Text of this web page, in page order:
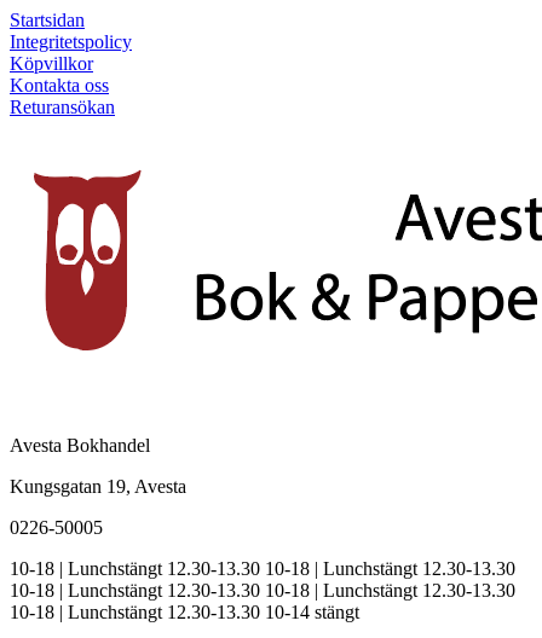
Startsidan
Integritetspolicy
Köpvillkor
Kontakta oss
Returansökan
Avesta Bokhandel
Kungsgatan 19, Avesta
0226-50005
10-18 | Lunchstängt 12.30-13.30 10-18 | Lunchstängt 12.30-13.30
10-18 | Lunchstängt 12.30-13.30 10-18 | Lunchstängt 12.30-13.30
10-18 | Lunchstängt 12.30-13.30 10-14 stängt